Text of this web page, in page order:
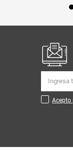
Acepto